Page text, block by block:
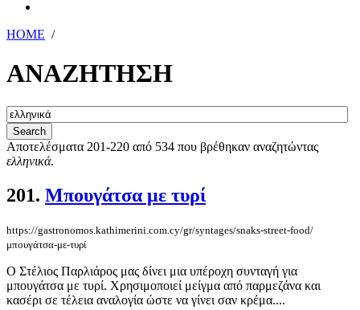
HOME /
ΑΝΑΖΗΤΗΣΗ
Αποτελέσματα 201-220 από 534 που βρέθηκαν αναζητώντας
ελληνικά.
201. Μπουγάτσα με τυρί
https://gastronomos.kathimerini.com.cy/gr/syntages/snaks-street-food/
μπουγάτσα-με-τυρί
Ο Στέλιος Παρλιάρος μας δίνει μια υπέροχη συνταγή για
μπουγάτσα με τυρί. Χρησιμοποιεί μείγμα από παρμεζάνα και
κασέρι σε τέλεια αναλογία ώστε να γίνει σαν κρέμα....